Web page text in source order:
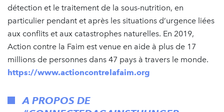
détection et le traitement de la sous-nutrition, en
particulier pendant et après les situations d’urgence liées
aux conflits et aux catastrophes naturelles. En 2019,
Action contre la Faim est venue en aide à plus de 17
millions de personnes dans 47 pays à travers le monde.
https://www.actioncontrelafaim.org
A PROPOS DE